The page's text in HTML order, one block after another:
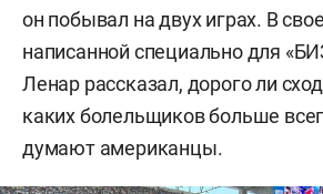
он побывал на двух играх. В
написанной специально для
Ленар рассказал, дорого ли
каких болельщиков больше
думают американцы.